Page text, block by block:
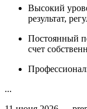
Высокий
результат,
Постоянный
счет
...